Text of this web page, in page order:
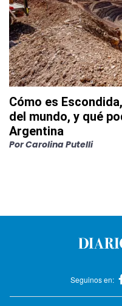
Cómo es
del mundo, y qué
Argentina
PorCarolina Putelli
Seguinos en: